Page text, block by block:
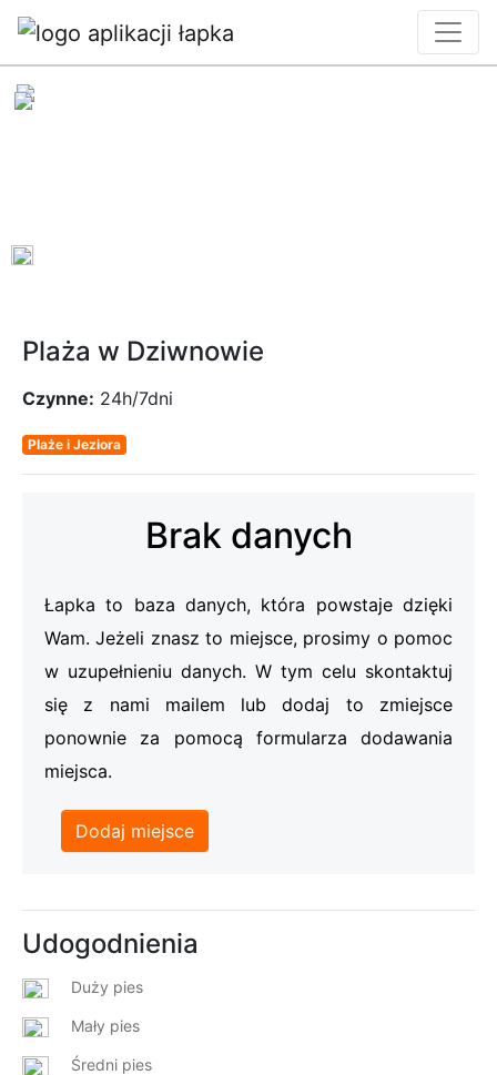
Plaża w Dziwnowie
Czynne: 24h/7dni
Plaże i Jeziora
Brak danych
Łapka to baza danych, która powstaje dzięki
Wam. Jeżeli znasz to miejsce, prosimy o pomoc
w uzupełnieniu danych. W tym celu skontaktuj
się z nami mailem lub dodaj to zmiejsce
ponownie za pomocą formularza dodawania
miejsca.
Dodaj miejsce
Udogodnienia
Duży pies
Mały pies
Średni pies